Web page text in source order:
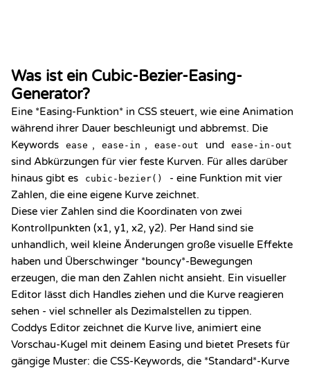
Was ist ein Cubic-Bezier-Easing-
Generator?
Eine *Easing-Funktion* in CSS steuert, wie eine Animation
während ihrer Dauer beschleunigt und abbremst. Die
Keywords
ease , ease-in , ease-out und ease-in-out
sind Abkürzungen für vier feste Kurven. Für alles darüber
hinaus gibt es
cubic-bezier()
- eine Funktion mit vier
Zahlen, die eine eigene Kurve zeichnet.
Diese vier Zahlen sind die Koordinaten von zwei
Kontrollpunkten (x1, y1, x2, y2). Per Hand sind sie
unhandlich, weil kleine Änderungen große visuelle Effekte
haben und Überschwinger *bouncy*-Bewegungen
erzeugen, die man den Zahlen nicht ansieht. Ein visueller
Editor lässt dich Handles ziehen und die Kurve reagieren
sehen - viel schneller als Dezimalstellen zu tippen.
Coddys Editor zeichnet die Kurve live, animiert eine
Vorschau-Kugel mit deinem Easing und bietet Presets für
gängige Muster: die CSS-Keywords, die *Standard*-Kurve